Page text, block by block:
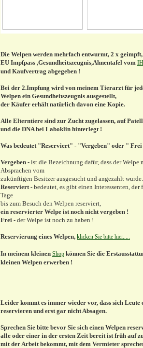
Die Welpen werden mehrfach entwurmt, 2 x
EU Impfpass ,Gesundheitszeugnis,Ahnentafel vom
und Kaufvertrag abgegeben !
Bei der 2.Impfung wird von meinem Tierarzt für
Welpen ein Gesundheitszeugnis ausgestellt,
der Käufer erhält natürlich davon eine Kopie.
Alle Elterntiere sind zur Zucht zugelassen, auf
und die DNA bei Laboklin hinterlegt !
Was bedeutet "Reserviert" - "Vergeben" oder "
Vergeben - ist die Bezeichnung dafür, dass der Welpe
Absprachen vom
zukünftigen Besitzer ausgesucht und angezahlt wurde.
Reserviert- bedeutet, es gibt einen Interessenten, der
Tage
bis zum Besuch den Welpen reserviert,
ein reservierter Welpe ist noch nicht vergeben !
Frei - der Welpe ist noch zu haben !
Reservierung eines Welpen, klicken Sie bitte hier.....
In meinem kleinen Shop können Sie die
kleinen Welpen erwerben !
Leider kommt es immer wieder vor, dass sich Leute
reservieren und erst gar nicht Absagen.
Sprechen Sie bitte bevor Sie sich einen Welpen
alle oder einer in der ersten Zeit bereit ist früh auf
mit der Arbeit bekommt, mit dem Vermieter